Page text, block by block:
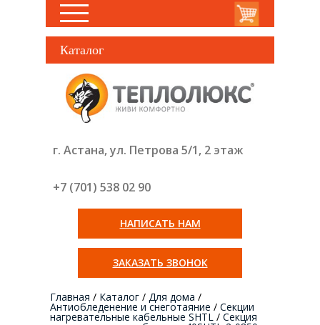
Каталог
г. Астана, ул. Петрова 5/1, 2 этаж
+7 (701) 538 02 90
НАПИСАТЬ НАМ
ЗАКАЗАТЬ ЗВОНОК
Главная / Каталог / Для дома /
Антиобледенение и снеготаяние / Секции
нагревательные кабельные SHTL / Секция